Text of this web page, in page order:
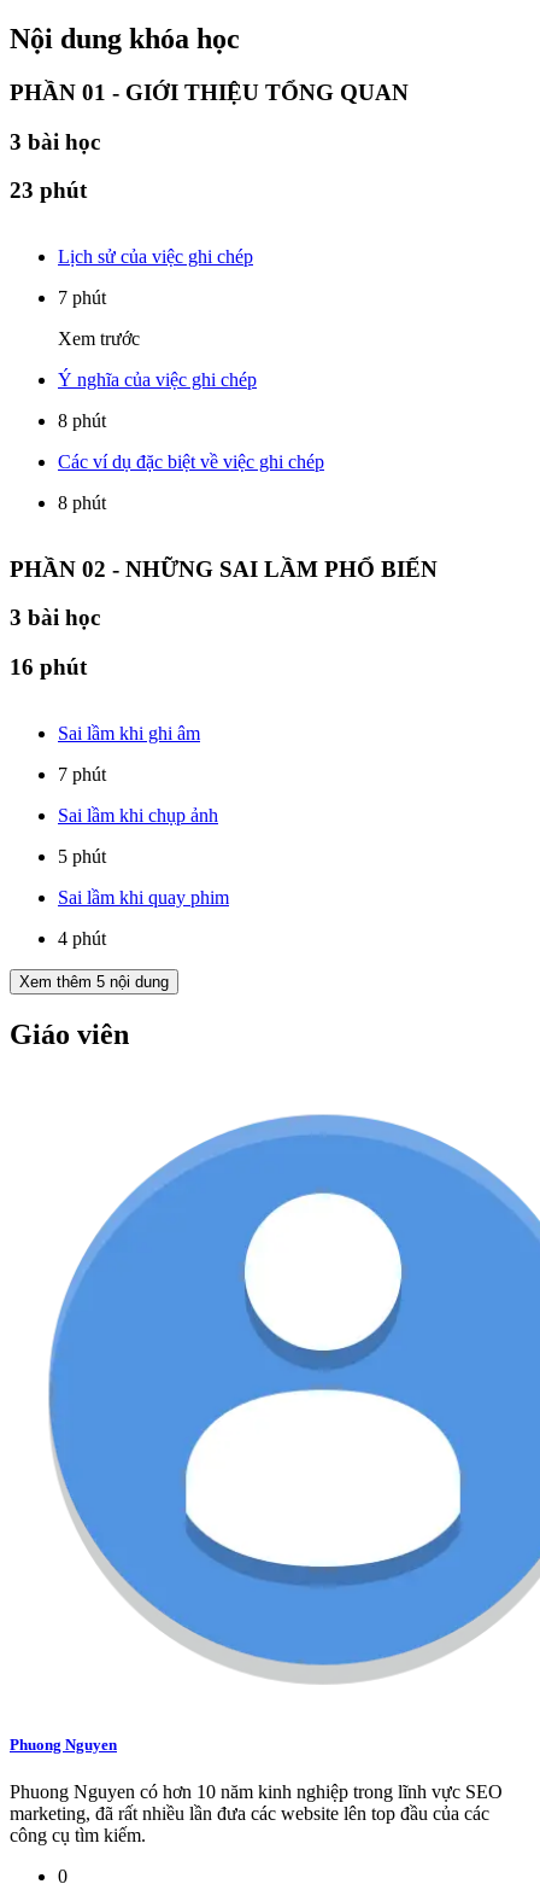
Nội dung khóa học
PHẦN 01 - GIỚI THIỆU TỔNG QUAN
3 bài học
23 phút
Lịch sử của việc ghi chép
7 phút
Xem trước
Ý nghĩa của việc ghi chép
8 phút
Các ví dụ đặc biệt về việc ghi chép
8 phút
PHẦN 02 - NHỮNG SAI LẦM PHỔ BIẾN
3 bài học
16 phút
Sai lầm khi ghi âm
7 phút
Sai lầm khi chụp ảnh
5 phút
Sai lầm khi quay phim
4 phút
Xem thêm 5 nội dung
Giáo viên
Phuong Nguyen
Phuong Nguyen có hơn 10 năm kinh nghiệp trong lĩnh vực SEO
marketing, đã rất nhiều lần đưa các website lên top đầu của các
công cụ tìm kiếm.
0